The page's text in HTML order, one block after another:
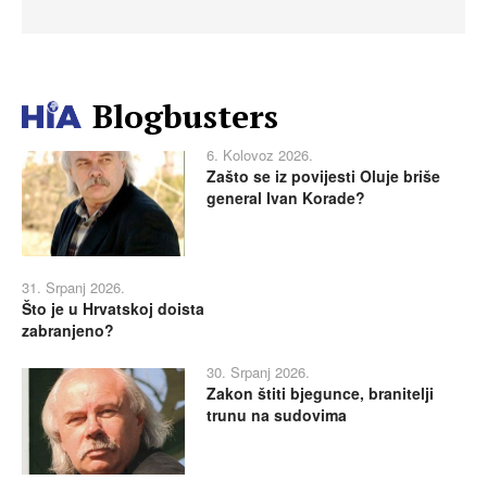
Blogbusters
6. Kolovoz 2026.
Zašto se iz povijesti Oluje briše
general Ivan Korade?
31. Srpanj 2026.
Što je u Hrvatskoj doista
zabranjeno?
30. Srpanj 2026.
Zakon štiti bjegunce, branitelji
trunu na sudovima